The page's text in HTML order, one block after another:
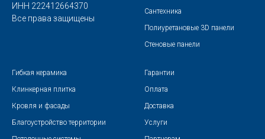
ИНН 222412664370
Все права защищены
Сантехника
Полиуретановые 3D панели
Стеновые панели
Гибкая керамика
Клинкерная плитка
Кровля и фасады
Благоустройство территории
Гарантии
Оплата
Доставка
Услуги